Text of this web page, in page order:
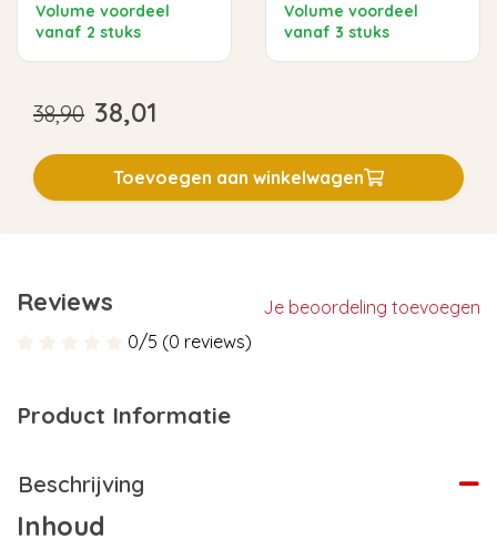
Volume voordeel
vanaf 2 stuks
Volume voordeel
vanaf 3 stuks
38,90 38,01
Toevoegen aan winkelwagen
Reviews
Je beoordeling toevoegen
0/5 (0 reviews)
Product Informatie
Beschrijving
Inhoud